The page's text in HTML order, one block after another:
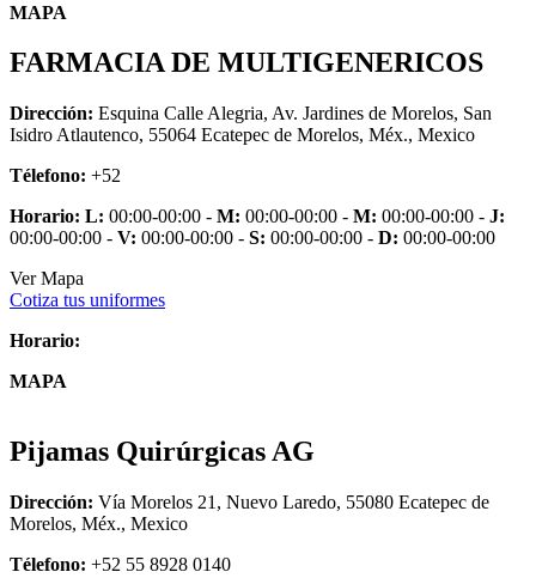
MAPA
FARMACIA DE MULTIGENERICOS
Dirección: Esquina Calle Alegria, Av. Jardines de Morelos, San
Isidro Atlautenco, 55064 Ecatepec de Morelos, Méx., Mexico
Télefono: +52
Horario: L: 00:00-00:00 - M: 00:00-00:00 - M: 00:00-00:00 - J:
00:00-00:00 - V: 00:00-00:00 - S: 00:00-00:00 - D: 00:00-00:00
Ver Mapa
Cotiza tus uniformes
Horario:
MAPA
Pijamas Quirúrgicas AG
Dirección: Vía Morelos 21, Nuevo Laredo, 55080 Ecatepec de
Morelos, Méx., Mexico
Télefono: +52 55 8928 0140